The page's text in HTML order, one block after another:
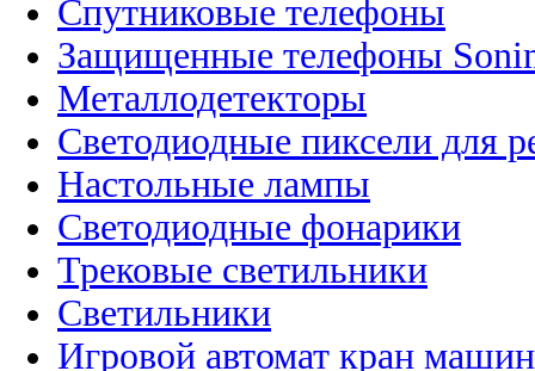
Спутниковые телефоны
Защищенные телефоны
Металлодетекторы
Светодиодные пиксели для
Настольные лампы
Светодиодные фонарики
Трековые светильники
Светильники
Игровой автомат кран